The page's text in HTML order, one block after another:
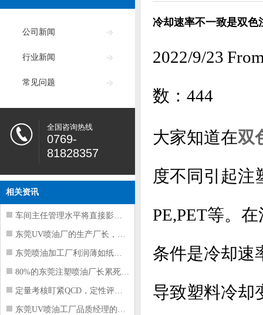
公司新闻
行业新闻
常见问题
全国咨询热线
0769-
81828357
相关资讯
车间主任管理水平将直接影响东莞注塑件
东莞UV喷油厂的生产厂长，到底在给工
东莞喷油加工厂利润薄如纸？这四项基本
80%的东莞注塑喷油厂长累死累活，利
定量考核盯紧QCD，定性评价看好配合
东莞UV喷油工厂品质经理的四项核心管
冷却速率不一致是双色
2022/9/23
数： 444
大家知道在双
度不同引起注
PE,PET等。
条件是冷却速
导致塑料冷却